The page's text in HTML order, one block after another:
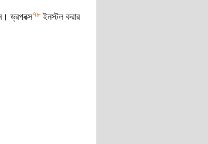
ড্রপবক্স৭৮ইনস্টল করার